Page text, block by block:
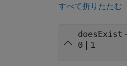
すべて折りたたむ
doesExist
0 1